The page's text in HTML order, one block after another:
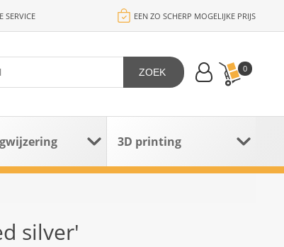
SERVICE EEN ZO SCHERP MOGELIJKE PRIJS
0
ZOEK
3D printing
silver'